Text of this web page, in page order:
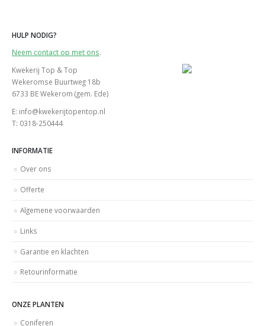
HULP NODIG?
Neem contact op met ons.
Kwekerij Top & Top
Wekeromse Buurtweg 18b
6733 BE Wekerom (gem. Ede)
E: info@kwekerijtopentop.nl
T: 0318-250444
INFORMATIE
Over ons
Offerte
Algemene voorwaarden
Links
Garantie en klachten
Retourinformatie
ONZE PLANTEN
Coniferen